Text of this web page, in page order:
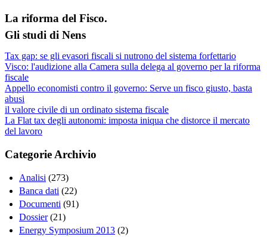
La riforma del Fisco.
Gli studi di Nens
Tax gap: se gli evasori fiscali si nutrono del sistema forfettario
Visco: l'audizione alla Camera sulla delega al governo per la riforma
fiscale
Appello economisti contro il governo: Serve un fisco giusto, basta
abusi
il valore civile di un ordinato sistema fiscale
La Flat tax degli autonomi: imposta iniqua che distorce il mercato
del lavoro
Categorie Archivio
Analisi (273)
Banca dati (22)
Documenti (91)
Dossier (21)
Energy Symposium 2013 (2)